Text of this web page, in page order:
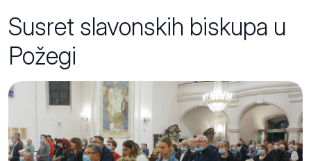
Susret slavonskih biskupa u
Požegi